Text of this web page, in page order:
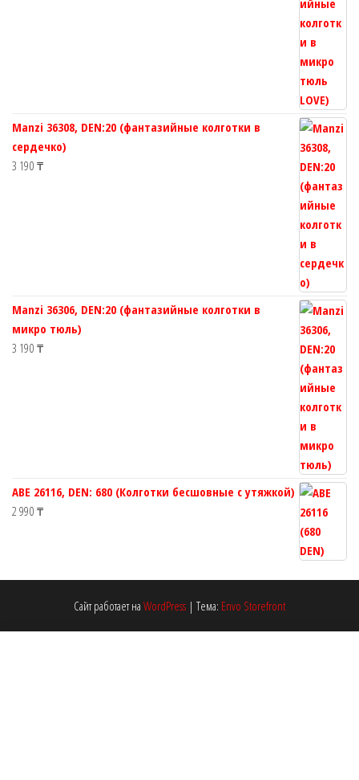
Manzi 36308, DEN:20 (фантазийные колготки в
сердечко)
3 190 ₸
Manzi 36306, DEN:20 (фантазийные колготки в
микро тюль)
3 190 ₸
ABE 26116, DEN: 680 (Колготки бесшовные с утяжкой)
2 990 ₸
Сайт работает на WordPress | Тема: Envo Storefront